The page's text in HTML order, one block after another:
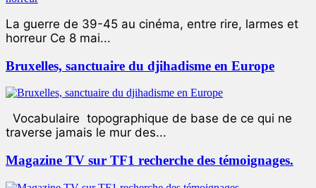
La guerre de 39-45 au cinéma, entre rire, larmes et
horreur Ce 8 mai...
Bruxelles, sanctuaire du djihadisme en Europe
Vocabulaire topographique de base de ce qui ne
traverse jamais le mur des...
Magazine TV sur TF1 recherche des témoignages.